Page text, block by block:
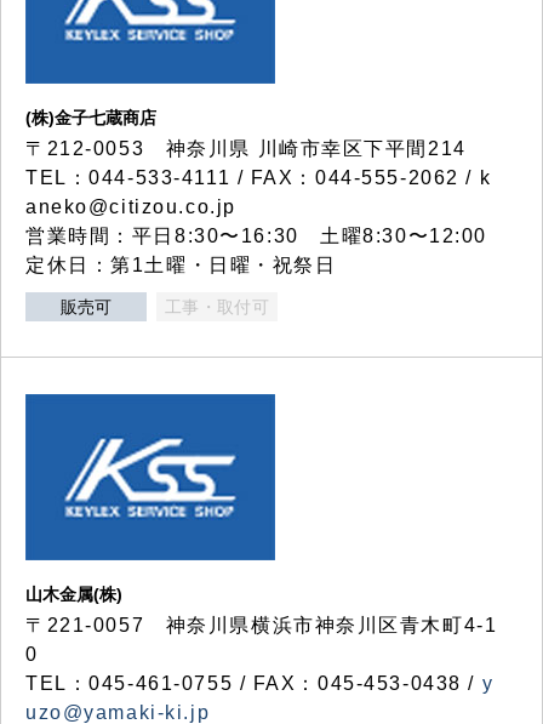
(株)金子七蔵商店
〒212-0053 神奈川県 川崎市幸区下平間214
TEL：044-533-4111 / FAX：044-555-2062 / k
aneko@citizou.co.jp
営業時間：平日8:30〜16:30 土曜8:30〜12:00
定休日：第1土曜・日曜・祝祭日
販売可 工事・取付可
山木金属(株)
〒221-0057 神奈川県横浜市神奈川区青木町4-1
0
TEL：045-461-0755 / FAX：045-453-0438 / y
uzo@yamaki-ki.jp